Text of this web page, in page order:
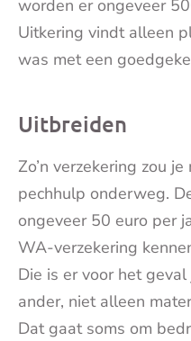
worden er ongeveer
Uitkering vindt alleen
was met een
Uitbreiden
Zo’n verzekering zou
pechhulp onderweg.
ongeveer 50 euro per
WA-verzekering
Die is er voor het
ander, niet alleen
Dat gaat soms om